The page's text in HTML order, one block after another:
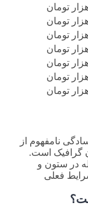
نامفهوم از
گرافیک است.
در ستون و
فعلی